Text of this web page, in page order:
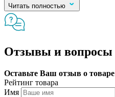
Читать полностью
Отзывы и вопросы
Оставьте Ваш отзыв о товаре
Рейтинг товара
Имя